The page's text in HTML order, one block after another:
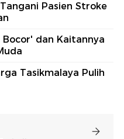
Pasien Stroke
dan Kaitannya
Tasikmalaya Pulih